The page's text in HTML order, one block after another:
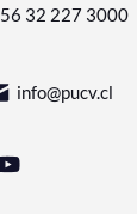
56 32 227 3000
info@pucv.cl